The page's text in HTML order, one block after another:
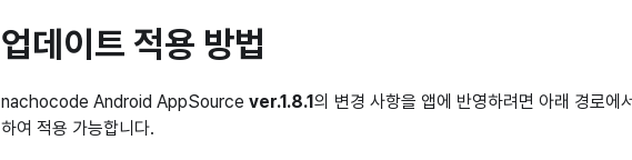
업데이트 적용 방법
nachocode Android AppSource ver.1.8.1의 변경 사항을 앱에 반영하려면 아래 경로에
하여 적용 가능합니다.